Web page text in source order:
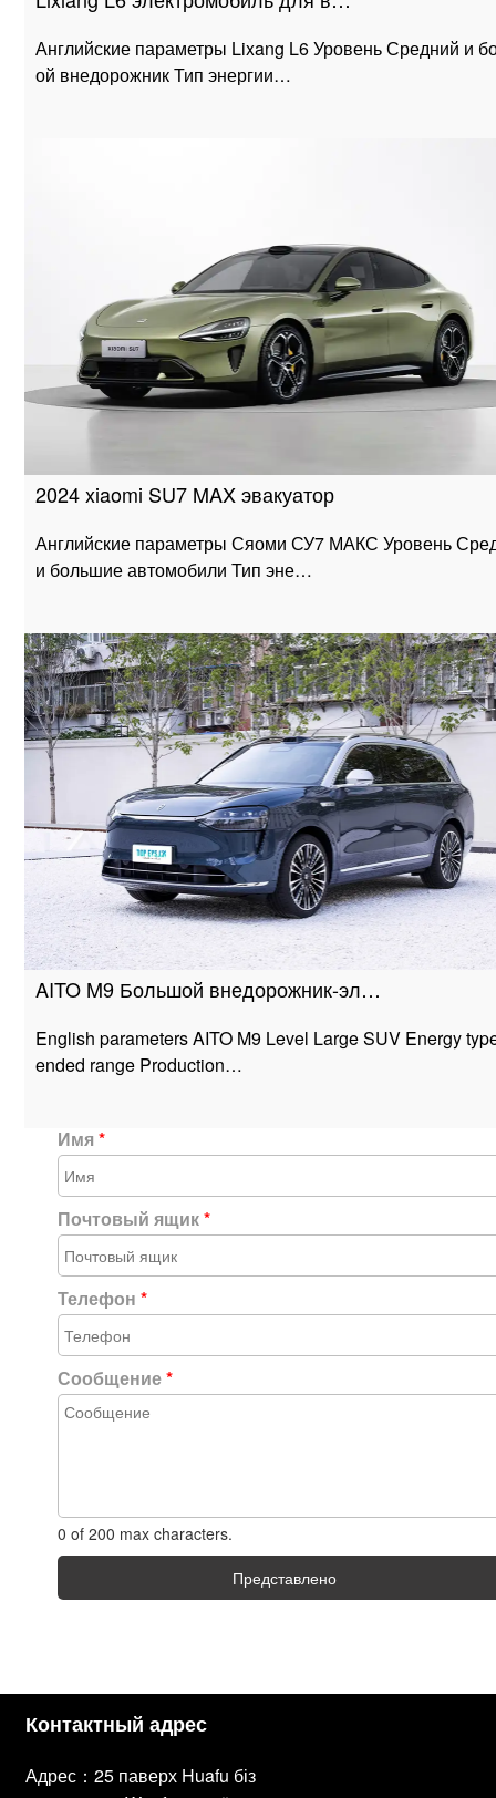
Английские параметры Lixang L6 Уровень Средний и
ой внедорожник Тип энергии…
2024 xiaomi SU7 MAX эвакуатор
Английские параметры Сяоми СУ7 МАКС Уровень
и большие автомобили Тип эне…
AITO M9 Большой внедорожник-эл…
English parameters AITO M9 Level Large SUV Energy
ended range Production…
Имя*
Почтовый ящик*
Телефон*
Сообщение*
0 of 200 max characters.
Представлено
Контактный адрес
Адрес：25 паверх Huafu біз